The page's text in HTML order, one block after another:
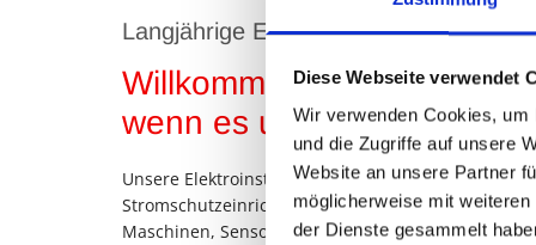
Diese Webseite verwendet
Wir verwenden Cookies,
und die Zugriffe auf unsere
Website an unsere Partner
möglicherweise mit
der Dienste gesammelt
Langjährige Erfahrung und Kompetenz
Willkommen bei Elektro
wenn es um die
Unsere Elektroinstallation umfasst die
Stromschutzeinrichtungen und -schaltern,
Maschinen, Sensoren wie Bewegungsmeldern und